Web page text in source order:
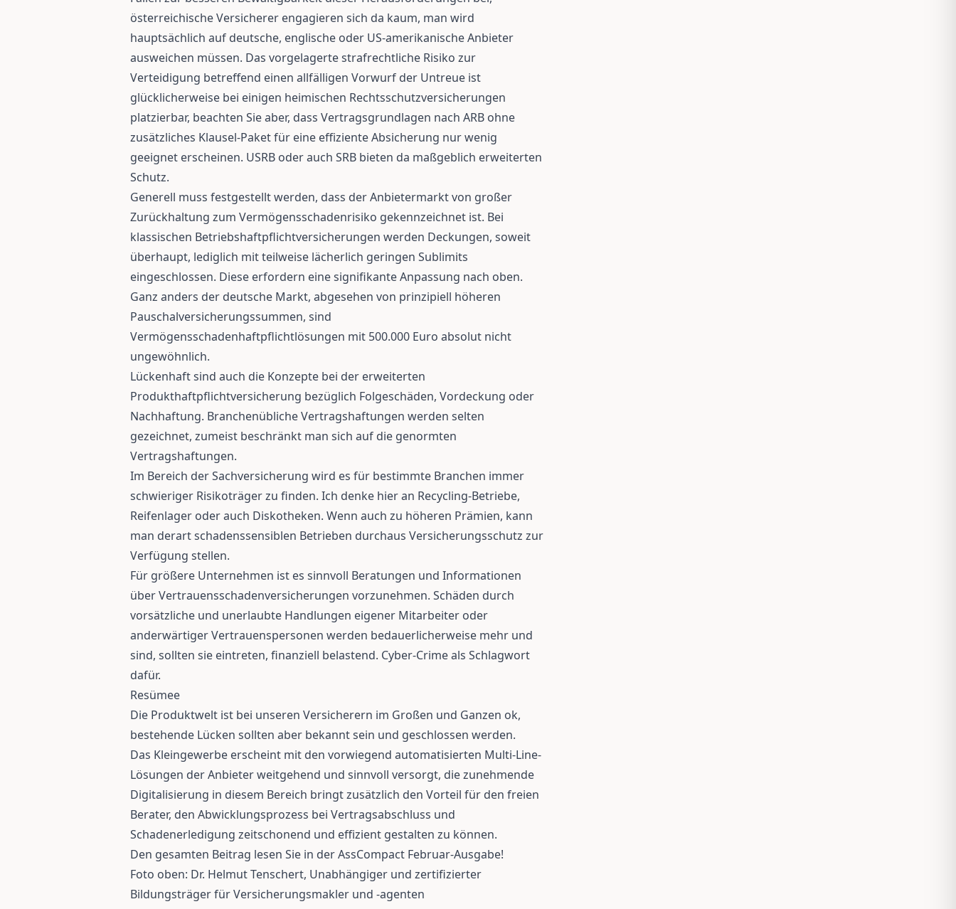
österreichische Versicherer engagieren sich da kaum, man wird
hauptsächlich auf deutsche, englische oder US-amerikanische Anbieter
ausweichen müssen. Das vorgelagerte strafrechtliche Risiko zur
Verteidigung betreffend einen allfälligen Vorwurf der Untreue ist
glücklicherweise bei einigen heimischen Rechtsschutzversicherungen
platzierbar, beachten Sie aber, dass Vertragsgrundlagen nach ARB ohne
zusätzliches Klausel-Paket für eine effiziente Absicherung nur wenig
geeignet erscheinen. USRB oder auch SRB bieten da maßgeblich erweiterten
Schutz.
Generell muss festgestellt werden, dass der Anbietermarkt von großer
Zurückhaltung zum Vermögensschadenrisiko gekennzeichnet ist. Bei
klassischen Betriebshaftpflichtversicherungen werden Deckungen, soweit
überhaupt, lediglich mit teilweise lächerlich geringen Sublimits
eingeschlossen. Diese erfordern eine signifikante Anpassung nach oben.
Ganz anders der deutsche Markt, abgesehen von prinzipiell höheren
Pauschalversicherungssummen, sind
Vermögensschadenhaftpflichtlösungen mit 500.000 Euro absolut nicht
ungewöhnlich.
Lückenhaft sind auch die Konzepte bei der erweiterten
Produkthaftpflichtversicherung bezüglich Folgeschäden, Vordeckung oder
Nachhaftung. Branchenübliche Vertragshaftungen werden selten
gezeichnet, zumeist beschränkt man sich auf die genormten
Vertragshaftungen.
Im Bereich der Sachversicherung wird es für bestimmte Branchen immer
schwieriger Risikoträger zu finden. Ich denke hier an Recycling-Betriebe,
Reifenlager oder auch Diskotheken. Wenn auch zu höheren Prämien, kann
man derart schadenssensiblen Betrieben durchaus Versicherungsschutz zur
Verfügung stellen.
Für größere Unternehmen ist es sinnvoll Beratungen und Informationen
über Vertrauensschadenversicherungen vorzunehmen. Schäden durch
vorsätzliche und unerlaubte Handlungen eigener Mitarbeiter oder
anderwärtiger Vertrauenspersonen werden bedauerlicherweise mehr und
sind, sollten sie eintreten, finanziell belastend. Cyber-Crime als Schlagwort
dafür.
Resümee
Die Produktwelt ist bei unseren Versicherern im Großen und Ganzen ok,
bestehende Lücken sollten aber bekannt sein und geschlossen werden.
Das Kleingewerbe erscheint mit den vorwiegend automatisierten Multi-Line-
Lösungen der Anbieter weitgehend und sinnvoll versorgt, die zunehmende
Digitalisierung in diesem Bereich bringt zusätzlich den Vorteil für den freien
Berater, den Abwicklungsprozess bei Vertragsabschluss und
Schadenerledigung zeitschonend und effizient gestalten zu können.
Den gesamten Beitrag lesen Sie in der AssCompact Februar-Ausgabe!
Foto oben: Dr. Helmut Tenschert, Unabhängiger und zertifizierter
Bildungsträger für Versicherungsmakler und -agenten